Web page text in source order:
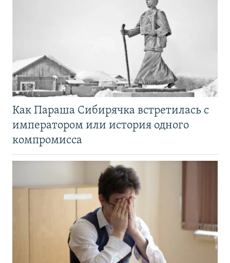
Как Параша Сибирячка встретилась с
императором или история одного
компромисса